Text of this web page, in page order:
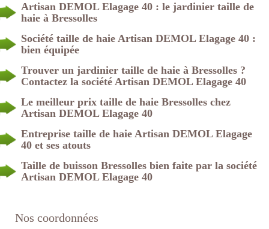
Artisan DEMOL Elagage 40 : le jardinier taille de
haie à Bressolles
Société taille de haie Artisan DEMOL Elagage 40 :
bien équipée
Trouver un jardinier taille de haie à Bressolles ?
Contactez la société Artisan DEMOL Elagage 40
Le meilleur prix taille de haie Bressolles chez
Artisan DEMOL Elagage 40
Entreprise taille de haie Artisan DEMOL Elagage
40 et ses atouts
Taille de buisson Bressolles bien faite par la société
Artisan DEMOL Elagage 40
Nos coordonnées